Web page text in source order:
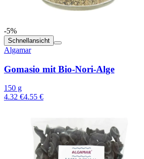
-5%
Schnellansicht
Algamar
Gomasio mit Bio-Nori-Alge
150 g
4.32 €4.55 €